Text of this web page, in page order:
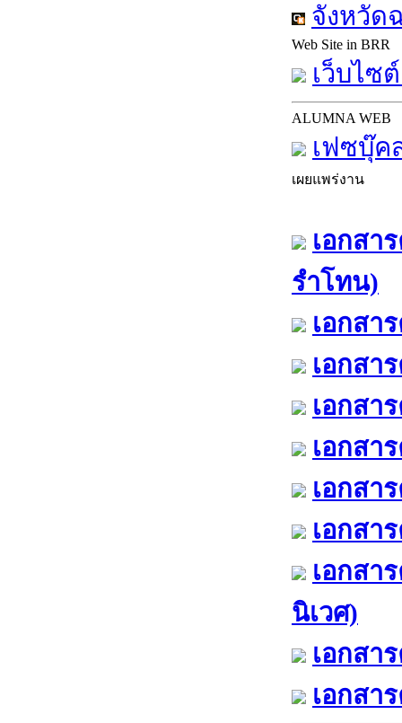
จังหวัด
Web Site in BRR
เว็บไซ
ALUMNA WEB
เฟซบุ๊ค
เผยแพร่งาน
เอกสา
รำโทน)
เอกสา
เอกสา
เอกสา
เอกสา
เอกสา
เอกสา
เอกสา
นิเวศ)
เอกสา
เอกสา